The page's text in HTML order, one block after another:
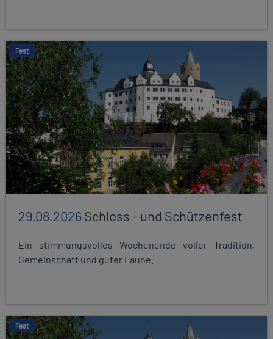
Fest
29.08.2026Schloss - und Schützenfest
Ein stimmungsvolles Wochenende voller Tradition,
Gemeinschaft und guter Laune.
Fest